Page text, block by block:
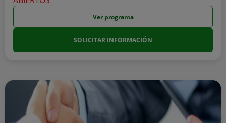
Ver programa
SOLICITAR INFORMACIÓN